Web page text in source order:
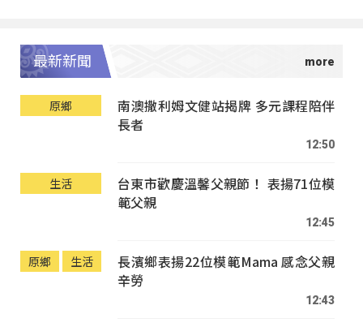
最新新聞
原鄉
南澳撒利姆文健站揭牌 多元課程陪伴
長者
12:50
生活
台東市歡慶溫馨父親節！ 表揚71位模
範父親
12:45
原鄉 生活
長濱鄉表揚22位模範Mama 感念父親
辛勞
12:43